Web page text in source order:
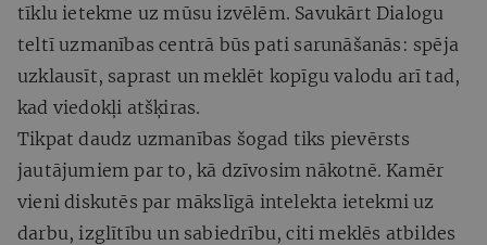
tīklu ietekme uz mūsu izvēlēm. Savukārt Dialogu
teltī uzmanības centrā būs pati sarunāšanās: spēja
uzklausīt, saprast un meklēt kopīgu valodu arī tad,
kad viedokļi atšķiras.
Tikpat daudz uzmanības šogad tiks pievērsts
jautājumiem par to, kā dzīvosim nākotnē. Kamēr
vieni diskutēs par mākslīgā intelekta ietekmi uz
darbu, izglītību un sabiedrību, citi meklēs atbildes